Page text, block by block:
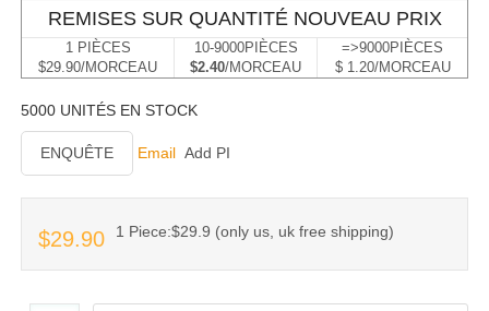
REMISES SUR QUANTITÉ NOUVEAU PRIX
1 PIÈCES
$29.90/MORCEAU
10-9000PIÈCES
$2.40/MORCEAU
=>9000PIÈCES
$ 1.20/MORCEAU
5000 UNITÉS EN STOCK
ENQUÊTE Email Add PI
$29.90 1 Piece:$29.9 (only us, uk free shipping)